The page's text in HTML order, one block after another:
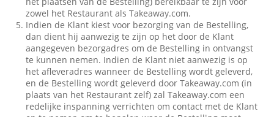
zowel het Restaurant als Takeaway.com.
Indien de Klant kiest voor bezorging van de Bestelling,
dan dient hij aanwezig te zijn op het door de Klant
aangegeven bezorgadres om de Bestelling in ontvangst
te kunnen nemen. Indien de Klant niet aanwezig is op
het afleveradres wanneer de Bestelling wordt geleverd,
en de Bestelling wordt geleverd door Takeaway.com (in
plaats van het Restaurant zelf) zal Takeaway.com een
redelijke inspanning verrichten om contact met de Klant